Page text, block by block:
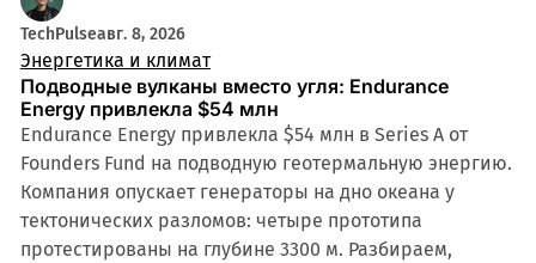
TechPulseавг. 8, 2026
Энергетика и климат
Подводные вулканы вместо угля: Endurance
Energy привлекла $54 млн
Endurance Energy привлекла $54 млн в Series A от
Founders Fund на подводную геотермальную энергию.
Компания опускает генераторы на дно океана у
тектонических разломов: четыре прототипа
протестированы на глубине 3300 м. Разбираем,